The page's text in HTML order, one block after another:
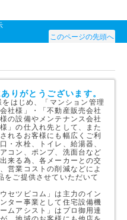
このページの先頭へ
りがとうございます。
はじめ、「マンション管理
社様」・「不動産販売会社
の設備やメンテナンス会社
」の仕入れ先として、また
れるお客様にも幅広くご利
・水栓、トイレ、給湯器、
コン、ポンプ、洗面台など
来る為、各メーカーとの交
営業コストの削減などによ
をご提供させていただいて
セツビコム」は主力のイン
ター事業として住宅設備機
ムアシスト」はプロ御用達